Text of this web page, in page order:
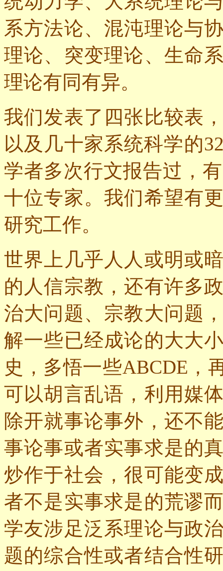
系方法论、混沌理论与
理论、突变理论、生命
理论有同有异。
我们发表了四张比较表
以及几十家系统科学的
学者多次行文报告过，
十位专家。我们希望有
研究工作。
世界上几乎人人或明或
的人信宗教，还有许多
治大问题、宗教大问题
解一些已经成论的大大
史，多悟一些ABCDE ，
可以胡言乱语，利用媒
除开就事论事外，还不
事论事或者实事求是的
炒作于社会，很可能变
者不是实事求是的荒谬
学友涉足泛系理论与政
题的综合性或者结合性